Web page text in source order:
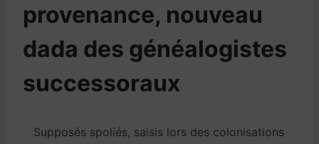
provenance, nouveau
dada des généalogistes
successoraux
Supposés spoliés, saisis lors des colonisations